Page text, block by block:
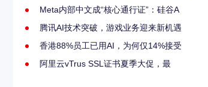
Meta内部中文成“核心通行证”：硅谷A
腾讯AI技术突破，游戏业务迎来新机遇
香港88%员工已用AI，为何仅14%接受
阿里云vTrus SSL证书夏季大促，最